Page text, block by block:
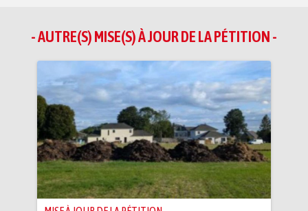
- AUTRE(S) MISE(S) À JOUR DE LA PÉTITION -